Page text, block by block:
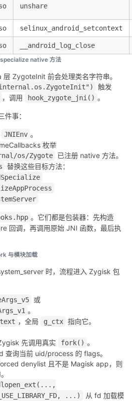
unshare
selinux_android_setcontext
__android_log_close
native 方法
ZygoteInit 前会处理类名字符串。
触发
，调用 hook_zygote_jni() 。
件事：
JNIEnv 。
枚举
os/Zygote
已注册 native 方法。
替换这些目标方法：
。它们都是包装器：先构造
回调，再调用原始 JNI 函数，最后执
与模块加载
时，流程进入 Zygisk 包
或
。
，全局 g_ctx 指向它。
先调用真实
fork() 。
查询当前 uid/process 的 flags。
denylist 且不是 Magisk app，则
...)
从 fd 加载模